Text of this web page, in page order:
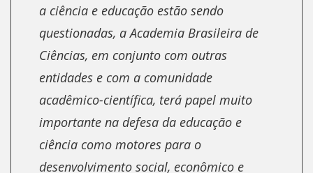
a ciência e educação estão sendo
questionadas, a Academia Brasileira de
Ciências, em conjunto com outras
entidades e com a comunidade
acadêmico-científica, terá papel muito
importante na defesa da educação e
ciência como motores para o
desenvolvimento social, econômico e